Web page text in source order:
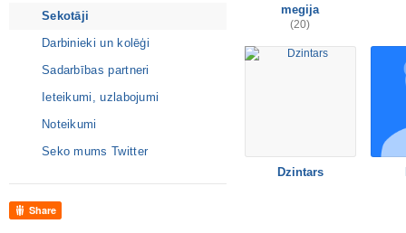
Sekotāji
Darbinieki un kolēģi
Sadarbības partneri
Ieteikumi, uzlabojumi
Noteikumi
Seko mums Twitter
Share
megija
(20)
Dzintars